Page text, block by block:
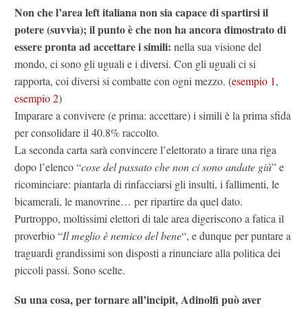
Non che l’area left italiana non sia capace di spartirsi il
potere (suvvia); il punto è che non ha ancora dimostrato di
essere pronta ad accettare i simili: nella sua visione del
mondo, ci sono gli uguali e i diversi. Con gli uguali ci si
rapporta, coi diversi si combatte con ogni mezzo. (esempio 1,
esempio 2)
Imparare a convivere (e prima: accettare) i simili è la prima sfida
per consolidare il 40.8% raccolto.
La seconda carta sarà convincere l’elettorato a tirare una riga
dopo l’elenco “cose del passato che non ci sono andate giù” e
ricominciare: piantarla di rinfacciarsi gli insulti, i fallimenti, le
bicamerali, le manovrine… per ripartire da quel dato.
Purtroppo, moltissimi elettori di tale area digeriscono a fatica il
proverbio “Il meglio è nemico del bene“, e dunque per puntare a
traguardi grandissimi son disposti a rinunciare alla politica dei
piccoli passi. Sono scelte.
Su una cosa, per tornare all’incipit, Adinolfi può aver